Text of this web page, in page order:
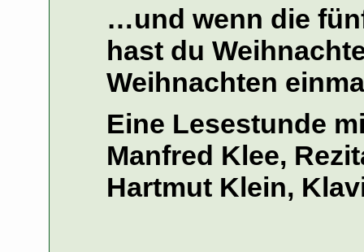
…und wenn die
hast du
Weihnachten
Eine Lesestunde
Manfred Klee,
Hartmut Klein,